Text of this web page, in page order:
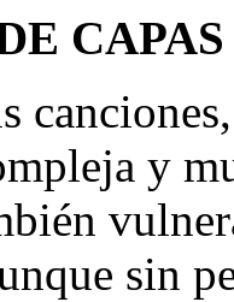
CAPAS
y
sin